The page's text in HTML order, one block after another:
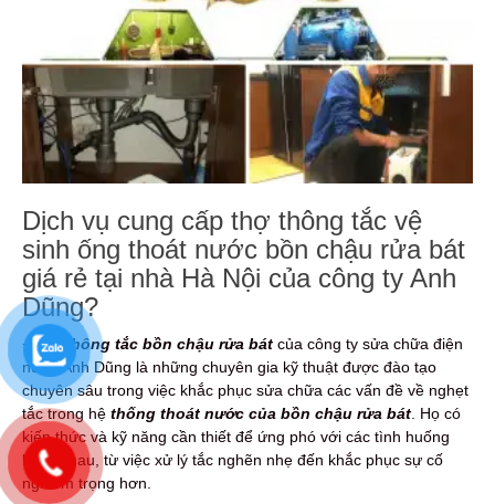
Dịch vụ cung cấp thợ thông tắc vệ
sinh ống thoát nước bồn chậu rửa bát
giá rẻ tại nhà Hà Nội của công ty Anh
Dũng?
+ Thợ thông tắc bồn chậu rửa bát của công ty sửa chữa điện
nước Anh Dũng là những chuyên gia kỹ thuật được đào tạo
chuyên sâu trong việc khắc phục sửa chữa các vấn đề về nghẹt
tắc trong hệ thống thoát nước của bồn chậu rửa bát . Họ có
kiến thức và kỹ năng cần thiết để ứng phó với các tình huống
khác nhau, từ việc xử lý tắc nghẽn nhẹ đến khắc phục sự cố
nghiêm trọng hơn.